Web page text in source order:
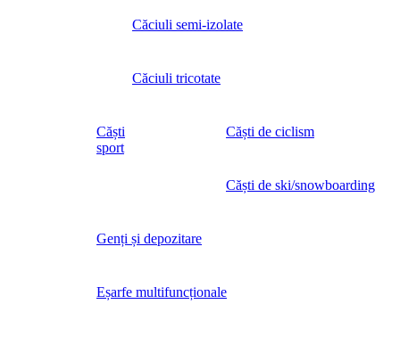
Căciuli semi-izolate
Căciuli tricotate
Căști
sport
Căști de ciclism
Căști de ski/snowboarding
Genți și depozitare
Eșarfe multifuncționale